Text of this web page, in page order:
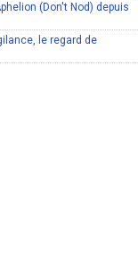
(Don't Nod) depuis
le regard de